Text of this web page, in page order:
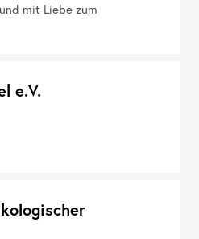
mit Liebe zum
e.V.